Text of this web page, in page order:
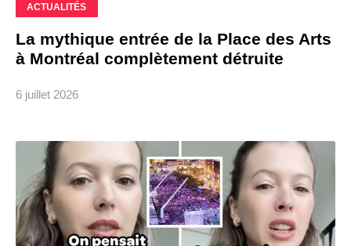
ACTUALITÉS
La mythique entrée de la Place des Arts
à Montréal complètement détruite
6 juillet 2026